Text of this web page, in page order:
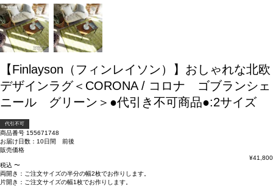
【Finlayson（フィンレイソン）】おしゃれな北欧
デザインラグ＜CORONA / コロナ ゴブランシェ
ニール グリーン＞●代引き不可商品●:2サイズ
代引不可
商品番号 155671748
お届け日数：10日間 前後
販売価格
¥41,800
税込 〜
両開き： ご注文サイズの半分の幅2枚でお作りします。
片開き： ご注文サイズの幅1枚でお作りします。